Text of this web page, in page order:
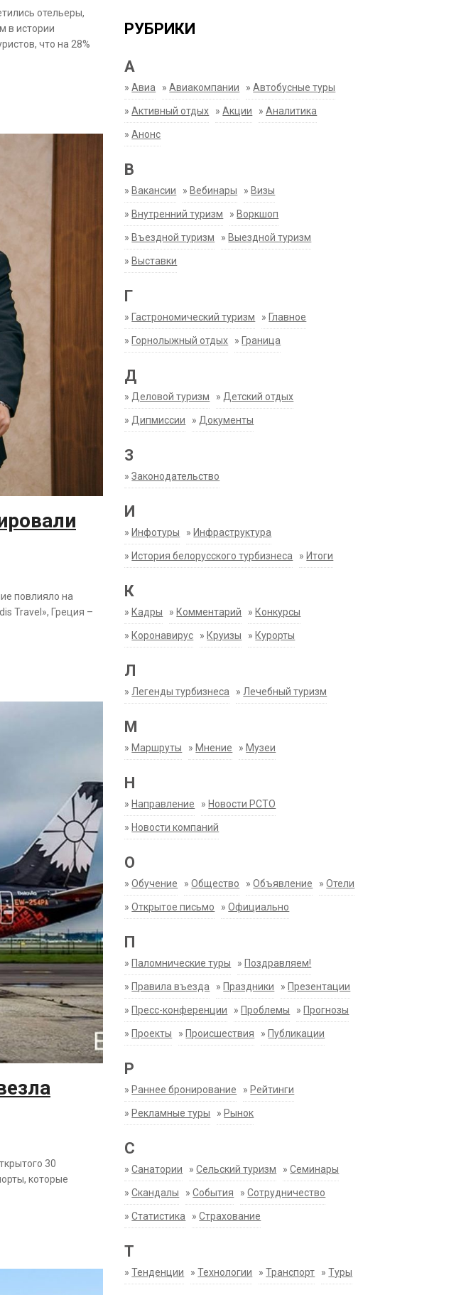
отельеры,
в истории
что на 28%
повлияло на
Travel», Греция –
30
которые
РУБРИКИ
А
»Авиа »Авиакомпании »Автобусные туры
»Активный отдых »Акции »Аналитика
»Анонс
В
» Вакансии » Вебинары » Визы
» Внутренний туризм » Воркшоп
» Въездной туризм » Выездной туризм
» Выставки
Г
» Гастрономический туризм » Главное
» Горнолыжный отдых » Граница
Д
» Деловой туризм » Детский отдых
» Дипмиссии » Документы
З
»Законодательство
И
» Инфотуры » Инфраструктура
» История белорусского турбизнеса » Итоги
К
» Кадры » Комментарий » Конкурсы
» Коронавирус » Круизы » Курорты
Л
» Легенды турбизнеса » Лечебный туризм
М
» Маршруты » Мнение » Музеи
Н
» Направление » Новости РСТО
» Новости компаний
О
»Обучение »Общество »Объявление »Отели
»Открытое письмо »Официально
П
» Паломнические туры » Поздравляем!
» Правила въезда » Праздники » Презентации
» Пресс-конференции » Проблемы » Прогнозы
» Проекты » Происшествия » Публикации
Р
» Раннее бронирование » Рейтинги
» Рекламные туры » Рынок
С
»Санатории »Сельский туризм »Семинары
»Скандалы »События »Сотрудничество
»Статистика »Страхование
Т
»Тенденции »Технологии »Транспорт »Туры